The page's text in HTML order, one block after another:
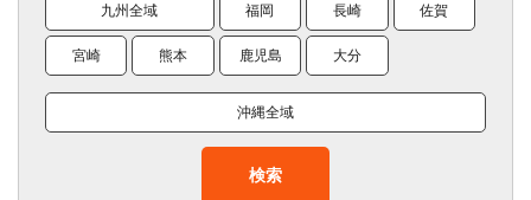
九州全域 福岡 長崎 佐賀
宮崎 熊本 鹿児島 大分
沖縄全域
検索